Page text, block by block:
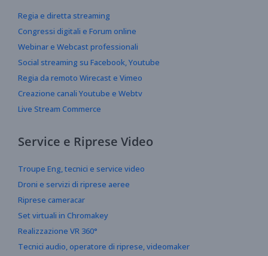
Regia e diretta streaming
Congressi digitali e Forum online
Webinar e Webcast professionali
Social streaming su Facebook, Youtube
Regia da remoto Wirecast e Vimeo
Creazione canali Youtube e Webtv
Live Stream Commerce
Service e Riprese Video
Troupe Eng, tecnici e service video
Droni e servizi di riprese aeree
Riprese cameracar
Set virtuali in Chromakey
Realizzazione VR 360°
Tecnici audio, operatore di riprese, videomaker